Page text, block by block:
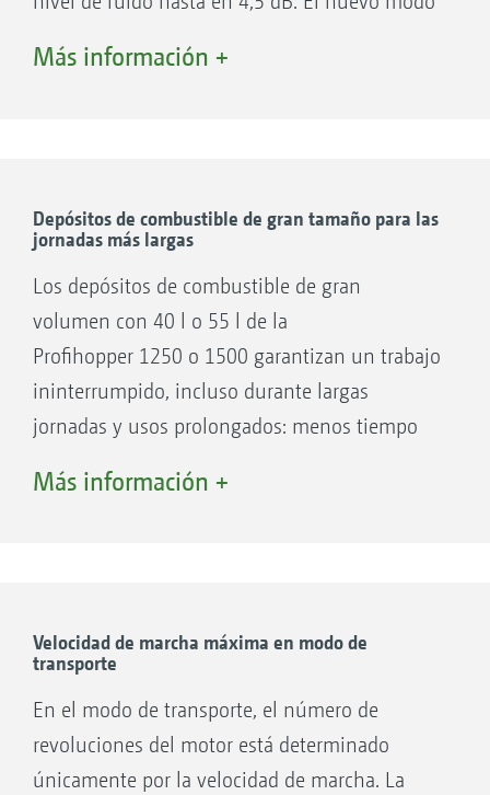
condiciones fáciles.
elevadas.
El modo ECO, el bajo consumo de
combustible y los depósitos de combustible
de gran volumen permiten largos periodos
de trabajo.
Moderno sistema de tratamiento posterior
de gases de escape sin DEF.
Más información +
Depósitos de combustible de gran tamaño para las
jornadas más largas
Los depósitos de combustible de gran
volumen con 40 l o 55 l de la
Profihopper 1250 o 1500 garantizan un trabajo
ininterrumpido, incluso durante largas
jornadas y usos prolongados: menos tiempo
flexibilidad.
Más información +
Velocidad de marcha máxima en modo de
transporte
En el modo de transporte, el número de
revoluciones del motor está determinado
únicamente por la velocidad de marcha. La